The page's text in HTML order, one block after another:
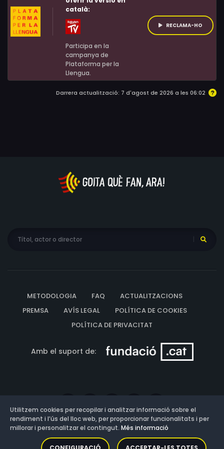
català:
Participa en la
campanya de
Plataforma per la
Llengua.
RECLAMA-HO
Darrera actualització: 7 d'agost de 2026 a les 06:02
METODOLOGIA FAQ
ACTUALITZACIONS
PREMSA
AVÍS LEGAL
POLÍTICA DE COOKIES
POLÍTICA DE PRIVACITAT
Amb el suport de:
Versió: 3.13.0.202607011342
Utilitzem cookies per recopilar i analitzar informació sobre el
rendiment i l’ús del lloc web, per proporcionar funcionalitats i per
millorar i personalitzar el contingut. Més informació